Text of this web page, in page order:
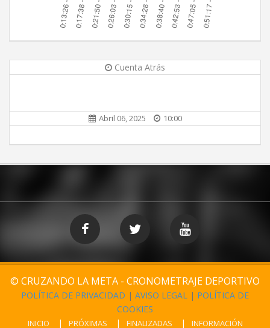
Cuenta Atrás
Abril 06, 2025 10:00
© CRUZANDO LA META - CRONOMETRAJE DEPORTIVO
POLÍTICA DE PRIVACIDAD | AVISO LEGAL | POLÍTICA DE
COOKIES
INICIO PRÓXIMAS FINALIZADAS INFORMACIÓN